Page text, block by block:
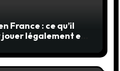
France : ce qu’il
légalement et